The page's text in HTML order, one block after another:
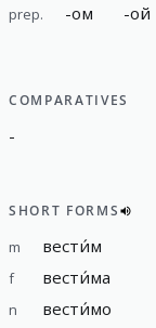
prep. -ом -ой
COMPARATIVES
-
SHORT FORMS
m вести́м
f вести́ма
n вести́мо